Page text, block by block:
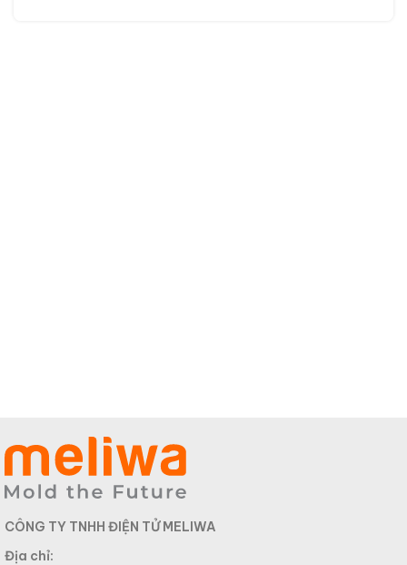
CÔNG TY TNHH ĐIỆN TỬ MELIWA
Địa chỉ: